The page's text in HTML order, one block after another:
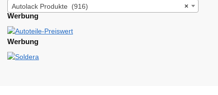
×
Autolack Produkte (916)
Werbung
Werbung